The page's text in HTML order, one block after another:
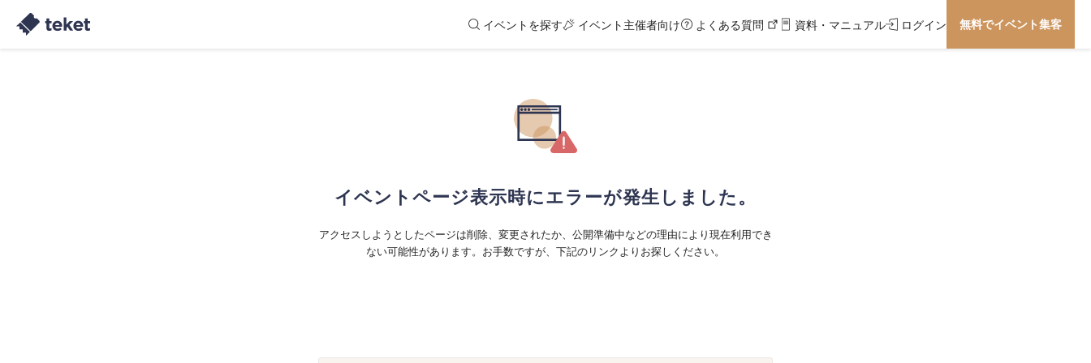
イベントを探す イベント主催者向け よくある質問 資料・マニュアル ログイン 無料でイベント集客
イベントページ表示時にエラーが発生しました。
アクセスしようとしたページは削除、変更されたか、公開準備中などの理由により現在利用でき
ない可能性があります。お手数ですが、下記のリンクよりお探しください。